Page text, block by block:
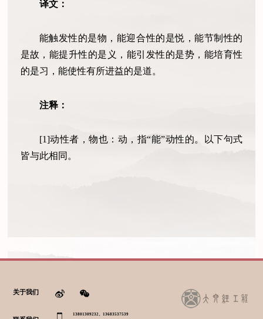
译文：
能触发性的是物，能迎合性的是悦，能节制性的
是故，能提升性的是义，能引发性的是势，能培育性
的是习，能使性有所进益的是道。
注释：
[1]动性者，物也：动，指“能”动性的。以下句式
皆与此相同。
关于我们
13801309232、13683537539